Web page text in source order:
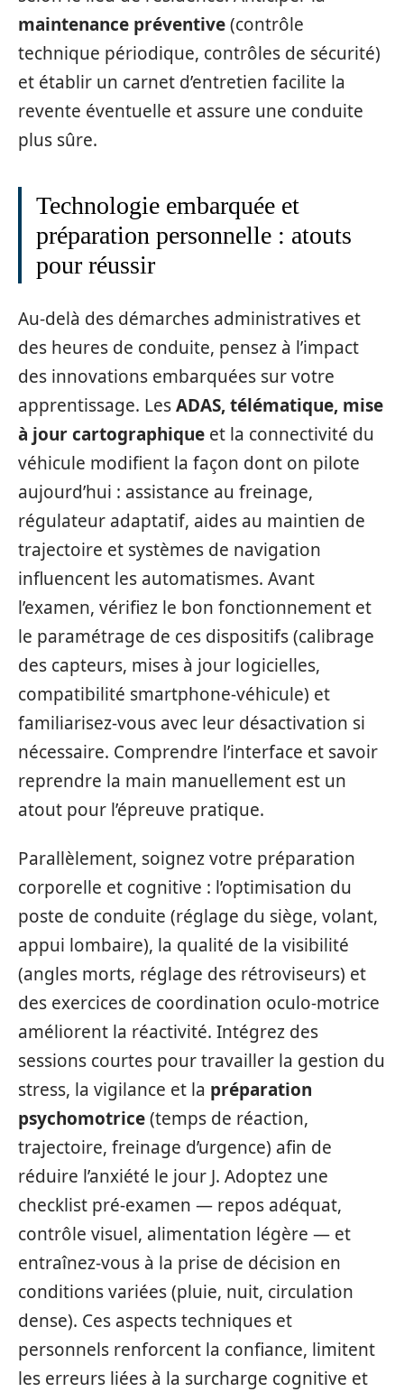
maintenance préventive(contrôle
technique périodique, contrôles de sécurité)
et établir un carnet d’entretien facilite la
revente éventuelle et assure une conduite
plus sûre.
Technologie embarquée et
préparation personnelle : atouts
pour réussir
Au‑delà des démarches administratives et
des heures de conduite, pensez à l’impact
des innovations embarquées sur votre
apprentissage. LesADAS, télématique, mise
à jour cartographique et la connectivité du
véhicule modifient la façon dont on pilote
aujourd’hui : assistance au freinage,
régulateur adaptatif, aides au maintien de
trajectoire et systèmes de navigation
influencent les automatismes. Avant
l’examen, vérifiez le bon fonctionnement et
le paramétrage de ces dispositifs (calibrage
des capteurs, mises à jour logicielles,
compatibilité smartphone‑véhicule) et
familiarisez‑vous avec leur désactivation si
nécessaire. Comprendre l’interface et savoir
reprendre la main manuellement est un
atout pour l’épreuve pratique.
Parallèlement, soignez votre préparation
corporelle et cognitive : l’optimisation du
poste de conduite (réglage du siège, volant,
appui lombaire), la qualité de la visibilité
(angles morts, réglage des rétroviseurs) et
des exercices de coordination oculo‑motrice
améliorent la réactivité. Intégrez des
sessions courtes pour travailler la gestion du
stress, la vigilance et la préparation
psychomotrice(temps de réaction,
trajectoire, freinage d’urgence) afin de
réduire l’anxiété le jour J. Adoptez une
checklist pré‑examen — repos adéquat,
contrôle visuel, alimentation légère — et
entraînez-vous à la prise de décision en
conditions variées (pluie, nuit, circulation
dense). Ces aspects techniques et
personnels renforcent la confiance, limitent
les erreurs liées à la surcharge cognitive et